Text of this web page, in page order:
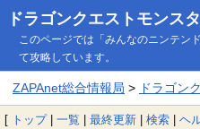
ドラゴンクエストモンス
このページでは「みんなのニンテン
て攻略しています。
ZAPAnet総合情報局 > ドラゴン
[ トップ| 一覧 | 最終更新 | 検索 | ヘ